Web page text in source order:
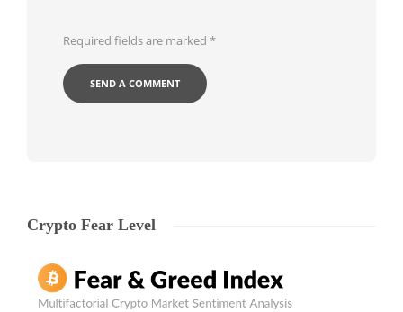
Required fields are marked *
Crypto Fear Level